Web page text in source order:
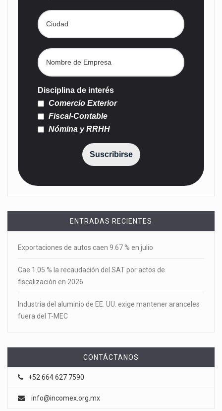
Disciplina de interés
Comercio Exterior
Fiscal-Contable
Nómina y RRHH
Suscribirse
ENTRADAS RECIENTES
Exportaciones de autos caen 9.67 % en julio
Cae 1.05 % la recaudación del SAT por actos de
fiscalización en 2026
Industria del aluminio de EE. UU. exige mantener aranceles
fuera del T-MEC
CONTÁCTANOS
+52 664 627 7590
info@incomex.org.mx